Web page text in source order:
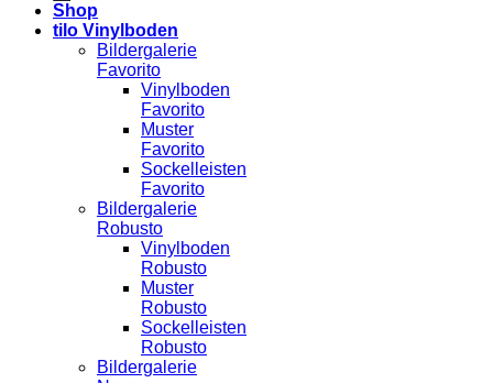
Shop
tilo Vinylboden
Bildergalerie
Favorito
Vinylboden
Favorito
Muster
Favorito
Sockelleisten
Favorito
Bildergalerie
Robusto
Vinylboden
Robusto
Muster
Robusto
Sockelleisten
Robusto
Bildergalerie